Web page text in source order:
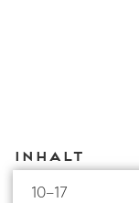
Inhalt
10–17